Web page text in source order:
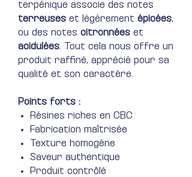
terpénique associe des notes
terreuses et légèrement épicées,
ou des notes citronnées et
acidulées. Tout cela nous offre un
produit raffiné, apprécié pour sa
qualité et son caractère.
Points forts :
Résines riches en CBC
Fabrication maîtrisée
Texture homogène
Saveur authentique
Produit contrôlé